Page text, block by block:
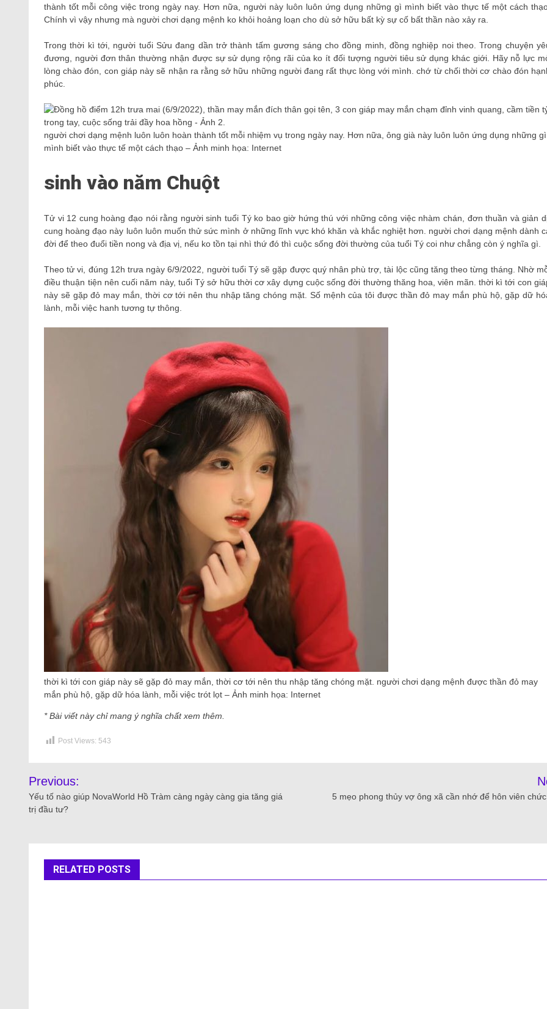
thành tốt mỗi công việc trong ngày nay. Hơn nữa, người này luôn luôn ứng dụng những gì mình biết vào thực tế một cách
Chính vì vậy nhưng mà người chơi dạng mệnh ko khỏi hoảng loạn cho dù sở hữu bất kỳ sự cố bất thần nào xảy ra.
Trong thời kì tới, người tuổi Sửu đang dần trở thành tấm gương sáng cho đồng minh, đồng nghiệp noi theo. Trong chuyện
đương, người đơn thân thường nhận được sự sử dụng rộng rãi của ko ít đối tượng người tiêu sử dụng khác giới. Hãy nỗ lực
lòng chào đón, con giáp này sẽ nhận ra rằng sở hữu những người đang rất thực lòng với mình. chớ từ chối thời cơ chào đón
phúc.
người chơi dạng mệnh luôn luôn hoàn thành tốt mỗi nhiệm vụ trong ngày nay. Hơn nữa, ông già này luôn luôn ứng dụng những gì
mình biết vào thực tế một cách thạo – Ảnh minh họa: Internet
sinh vào năm Chuột
Tử vi 12 cung hoàng đạo nói rằng người sinh tuổi Tý ko bao giờ hứng thú với những công việc nhàm chán, đơn thuần và giản
cung hoàng đạo này luôn luôn muốn thử sức mình ở những lĩnh vực khó khăn và khắc nghiệt hơn. người chơi dạng mệnh dành
đời để theo đuổi tiền nong và địa vị, nếu ko tồn tại nhì thứ đó thì cuộc sống đời thường của tuổi Tý coi như chẳng còn ý nghĩa gì.
Theo tử vi, đúng 12h trưa ngày 6/9/2022, người tuổi Tý sẽ gặp được quý nhân phù trợ, tài lộc cũng tăng theo từng tháng. Nhờ
điều thuận tiện nên cuối năm này, tuổi Tý sở hữu thời cơ xây dựng cuộc sống đời thường thăng hoa, viên mãn. thời kì tới con
này sẽ gặp đỏ may mắn, thời cơ tới nên thu nhập tăng chóng mặt. Số mệnh của tôi được thần đỏ may mắn phù hộ, gặp dữ
lành, mỗi việc hanh tương tự thông.
thời kì tới con giáp này sẽ gặp đỏ may mắn, thời cơ tới nên thu nhập tăng chóng mặt. người chơi dạng mệnh được thần đỏ may
mắn phù hộ, gặp dữ hóa lành, mỗi việc trót lọt – Ảnh minh họa: Internet
* Bài viết này chỉ mang ý nghĩa chất xem thêm.
Post Views: 543
Previous:
Yếu tố nào giúp NovaWorld Hồ Tràm càng ngày càng gia tăng giá
trị đầu tư?
5 mẹo phong thủy vợ ông xã cần nhớ để hôn viên
RELATED POSTS